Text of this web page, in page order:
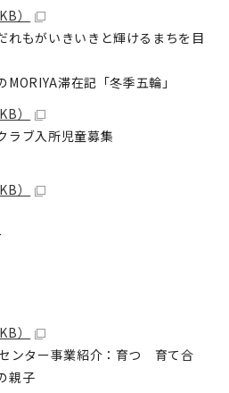
）
もがいきいきと輝けるまちを目
滞在記「冬季五輪」
）
ラブ入所児童募集
）
）
ンター事業紹介：育つ 育て合
親子